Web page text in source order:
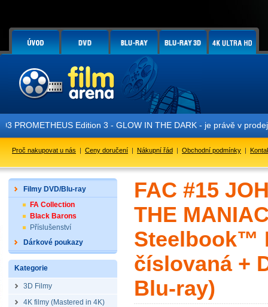
Edition 3 - GLOW IN THE DARK - je právě v prodeji!
Proč nakupovat u nás | Ceny doručení | Nákupní řád | Obchodní podmínky |
Filmy DVD/Blu-ray
FA Collection
Black Barons
Příslušenství
Dárkové poukazy
Kategorie
3D Filmy
4K filmy (Mastered in 4K)
FAC #15
THE
Steelbook™
číslovaná +
Blu-ray)